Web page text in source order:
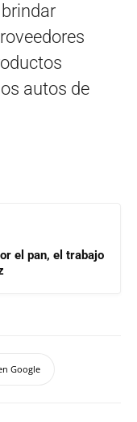
autos de
el pan, el trabajo
Google